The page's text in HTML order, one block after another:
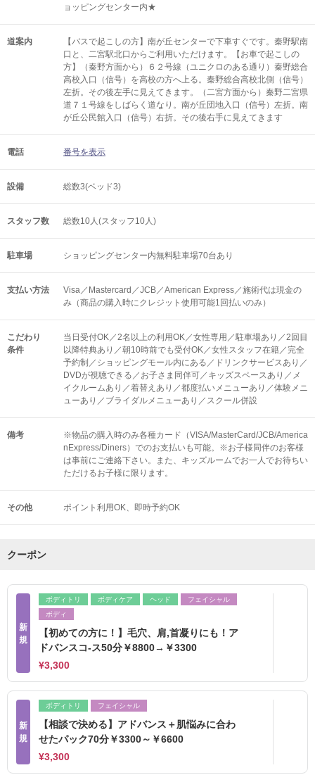
ョッピングセンター内★
道案内
【バスで起こしの方】南が丘センターで下車すぐです。秦野駅南
口と、二宮駅北口からご利用いただけます。【お車で起こしの
方】（秦野方面から）６２号線（ユニクロのある通り）秦野総合
高校入口（信号）を高校の方へ上る。秦野総合高校北側（信号）
左折。その後左手に見えてきます。（二宮方面から）秦野二宮県
道７１号線をしばらく道なり。南が丘団地入口（信号）左折。南
が丘公民館入口（信号）右折。その後右手に見えてきます
電話 番号を表示
設備 総数3(ベッド3)
スタッフ数 総数10人(スタッフ10人)
駐車場 ショッピングセンター内無料駐車場70台あり
支払い方法
Visa／Mastercard／JCB／American Express／施術代は現金の
み（商品の購入時にクレジット使用可能1回払いのみ）
こだわり
条件
当日受付OK／2名以上の利用OK／女性専用／駐車場あり／2回目
以降特典あり／朝10時前でも受付OK／女性スタッフ在籍／完全
予約制／ショッピングモール内にある／ドリンクサービスあり／
DVDが視聴できる／お子さま同伴可／キッズスペースあり／メ
イクルームあり／着替えあり／都度払いメニューあり／体験メニ
ューあり／ブライダルメニューあり／スクール併設
備考
※物品の購入時のみ各種カード（VISA/MasterCard/JCB/America
nExpress/Diners）でのお支払いも可能。※お子様同伴のお客様
は事前にご連絡下さい。また、キッズルームでお一人でお待ちい
ただけるお子様に限ります。
その他 ポイント利用OK 即時予約OK
クーポン
新
規
ボディトリ ボディケア ヘッド
フェイシャル
ボディ
【初めての方に！】毛穴、肩,首凝りにも！ア
ドバンスコ-ス50分￥8800→￥3300
¥3,300
新
規
ボディトリ フェイシャル
【相談で決める】アドバンス＋肌悩みに合わ
せたパック70分￥3300～￥6600
¥3,300